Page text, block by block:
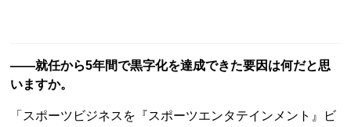
――就任から5年間で黒字化を達成できた要因は何だと思
いますか。
「スポーツビジネスを『スポーツエンタテインメント』ビ